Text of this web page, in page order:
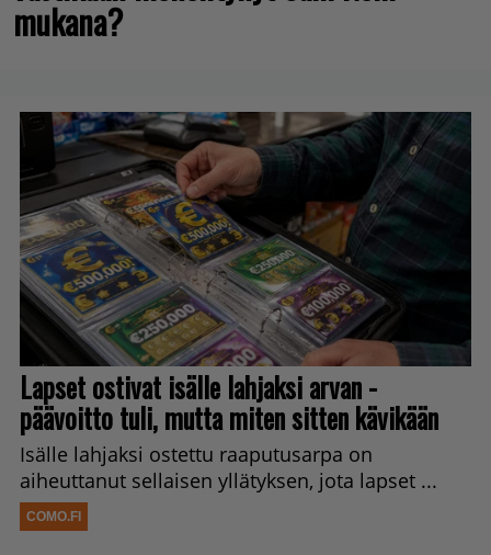
mukana?